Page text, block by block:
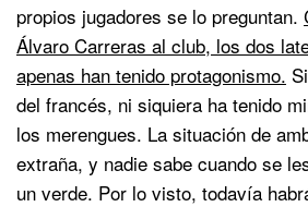
propios jugadores se lo preguntan.
Álvaro Carreras al club, los dos
apenas han tenido protagonismo.
del francés, ni siquiera ha tenido
los merengues. La situación de
extraña, y nadie sabe cuando se
un verde. Por lo visto, todavía